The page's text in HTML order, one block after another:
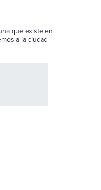
que existe en
a la ciudad